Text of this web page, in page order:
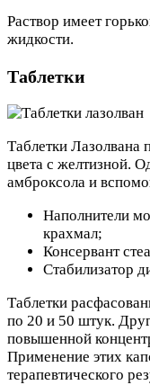
Раствор имеет
жидкости.
Таблетки
Таблетки Лазолвана
цвета с желтизной.
амброксола и
Наполнители
крахмал;
Консервант
Стабилизатор
Таблетки
по 20 и 50 штук.
повышенной
Применение этих
терапевтического